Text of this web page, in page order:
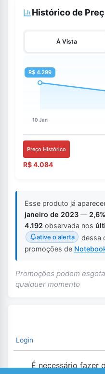
Histórico de
À Vista
Preço Histórico
R$ 4.084
Esse produto já
janeiro de 2023 —
4.192 observada nos
ative o alerta
dessa
promoções de
Promoções podem
qualquer momento
Login
É necessário fazer